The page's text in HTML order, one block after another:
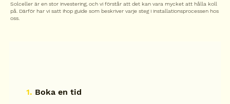
Solceller är en stor investering, och vi förstår att det kan vara mycket att hålla koll
på. Därför har vi satt ihop guide som beskriver varje steg i installationsprocessen hos
oss.
1. Boka en tid